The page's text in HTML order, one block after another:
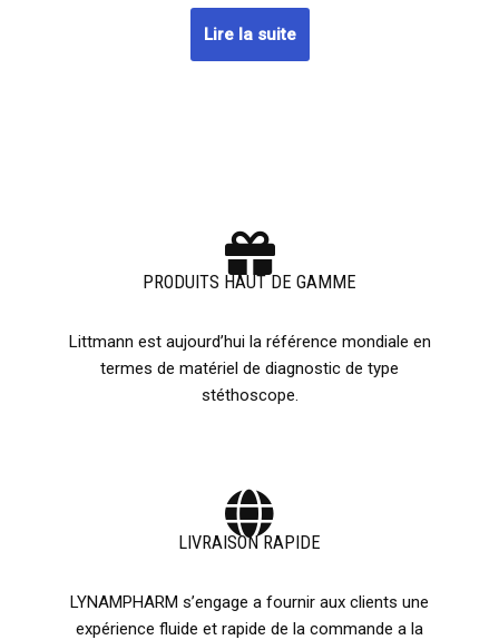
Lire la suite
PRODUITS HAUT DE GAMME
Littmann est aujourd’hui la référence mondiale en
termes de matériel de diagnostic de type
stéthoscope.
LIVRAISON RAPIDE
LYNAMPHARM s’engage a fournir aux clients une
expérience fluide et rapide de la commande a la